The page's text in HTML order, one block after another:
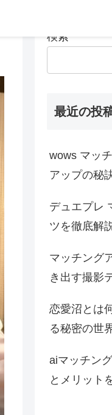
検索
最近の投
wows マッ
アップの秘
デュエプレ
ツを徹底解
マッチング
き出す撮影
恋愛沼とは
る秘密の世
aiマッチン
とメリット